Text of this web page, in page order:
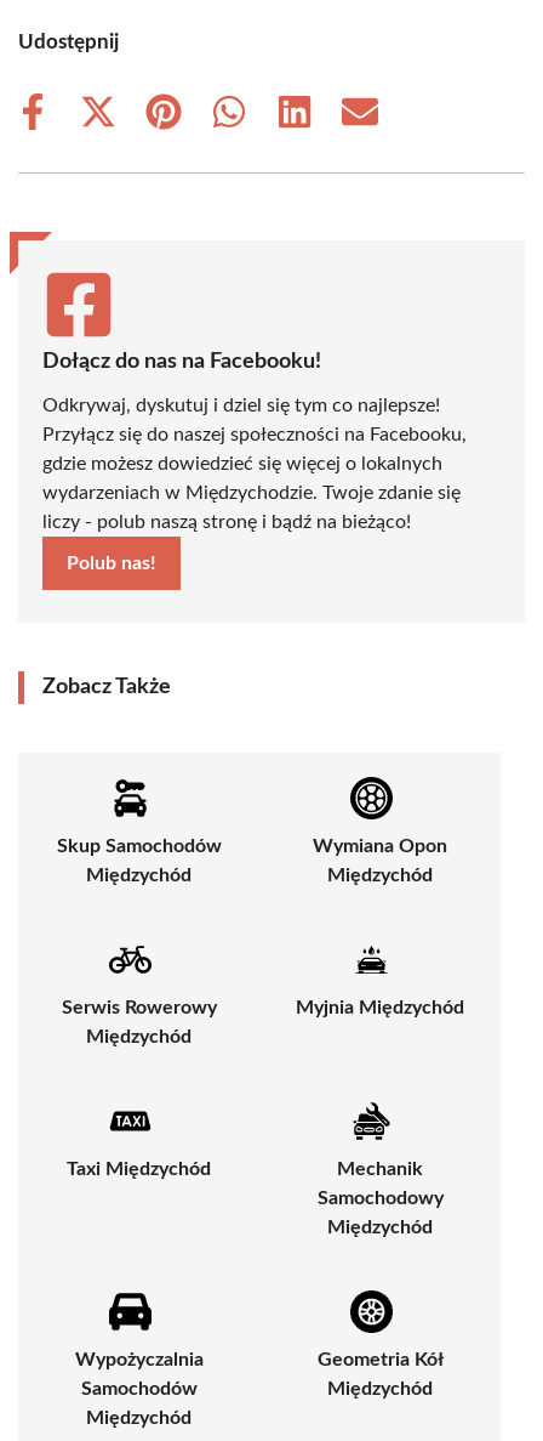
Udostępnij
Share
Share
(Twitter)
Share
Share
Share
Share
Dołącz do nas na Facebooku!
Odkrywaj, dyskutuj i dziel się tym co najlepsze!
Przyłącz się do naszej społeczności na Facebooku,
gdzie możesz dowiedzieć się więcej o lokalnych
wydarzeniach w Międzychodzie. Twoje zdanie się
liczy - polub naszą stronę i bądź na bieżąco!
Polub nas!
Zobacz Także
Skup Samochodów
Międzychód
Wymiana Opon
Międzychód
Serwis Rowerowy
Międzychód
Myjnia Międzychód
Taxi Międzychód
Mechanik
Samochodowy
Międzychód
Wypożyczalnia
Samochodów
Międzychód
Geometria Kół
Międzychód